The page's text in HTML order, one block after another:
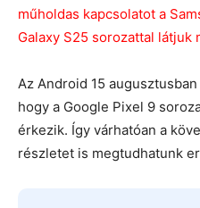
műholdas kapcsolatot a
Galaxy S25 sorozattal látjuk
Az Android 15
hogy a Google Pixel 9
érkezik. Így várhatóan a
részletet is megtudhatunk